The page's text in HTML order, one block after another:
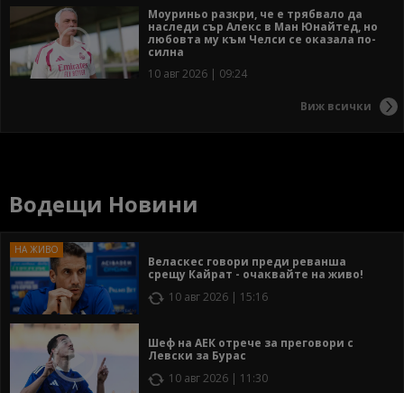
Моуриньо разкри, че е трябвало да
наследи сър Алекс в Ман Юнайтед, но
любовта му към Челси се оказала по-
силна
10 авг 2026 | 09:24
Виж всички
Водещи Новини
Веласкес говори преди реванша
срещу Кайрат - очаквайте на живо!
10 авг 2026 | 15:16
Шеф на АЕК отрече за преговори с
Левски за Бурас
10 авг 2026 | 11:30